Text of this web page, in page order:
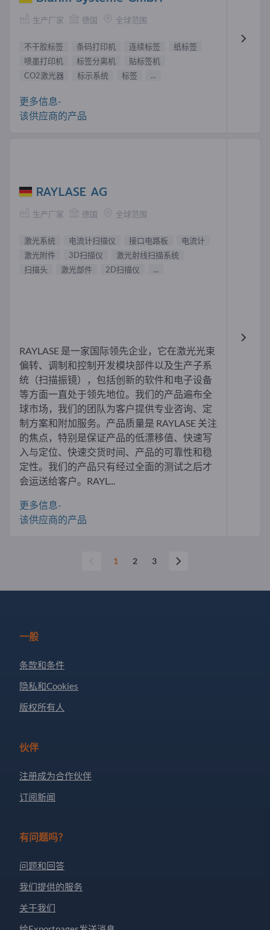
生产厂家 德国 全球范围
不干胶标签 条码打印机 连续标签
纸标签
喷墨打印机
标签分离机
贴标签机
CO2激光器
标示系统 标签 ...
更多信息-
该供应商的产品
RAYLASE AG
生产厂家 德国 全球范围
激光系统 电流计扫描仪 接口电路板
电流计
激光附件
3D扫描仪
激光射线扫描系统
扫描头
激光部件 2D扫描仪 ...
RAYLASE 是一家国际领先企业，它在激光光束
偏转、调制和控制开发模块部件以及生产子系
统（扫描振镜），包括创新的软件和电子设备
等方面一直处于领先地位。我们的产品遍布全
球市场，我们的团队为客户提供专业咨询、定
制方案和附加服务。产品质量是 RAYLASE 关注
的焦点，特别是保证产品的低漂移值、快速写
入与定位、快速交货时间、产品的可靠性和稳
定性。我们的产品只有经过全面的测试之后才
会运送给客户。RAYL...
更多信息-
该供应商的产品
1 2 3
一般
条款和条件
隐私和Cookies
版权所有人
伙伴
注册成为合作伙伴
订阅新闻
有问题吗？
问题和回答
我们提供的服务
关于我们